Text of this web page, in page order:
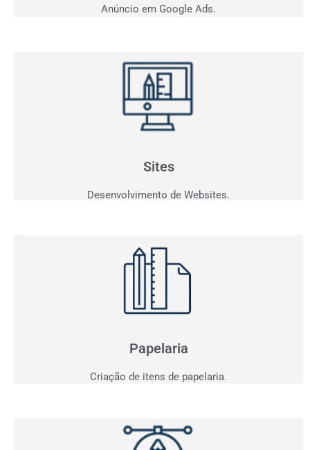
Anúncio em Google Ads.
Sites
Desenvolvimento de Websites.
Quer vender pela internet? Desenvolvemos sites
Papelaria
Criação de itens de papelaria.
Não basta ser bom. Precisa mostrar que é!